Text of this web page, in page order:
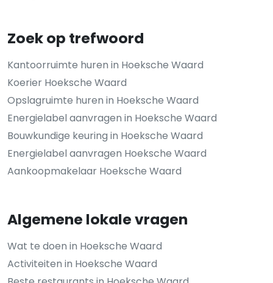
Zoek op trefwoord
Kantoorruimte huren in Hoeksche Waard
Koerier Hoeksche Waard
Opslagruimte huren in Hoeksche Waard
Energielabel aanvragen in Hoeksche Waard
Bouwkundige keuring in Hoeksche Waard
Energielabel aanvragen Hoeksche Waard
Aankoopmakelaar Hoeksche Waard
Algemene lokale vragen
Wat te doen in Hoeksche Waard
Activiteiten in Hoeksche Waard